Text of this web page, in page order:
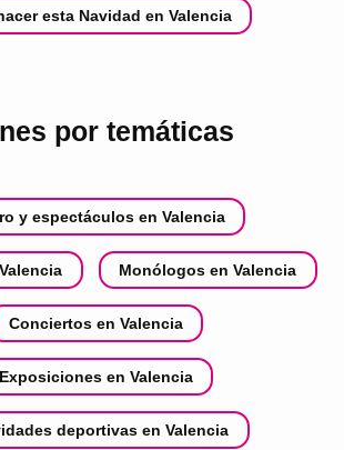
esta Navidad en Valencia
por temáticas
y espectáculos en Valencia
Monólogos en Valencia
Conciertos en Valencia
Exposiciones en Valencia
deportivas en Valencia